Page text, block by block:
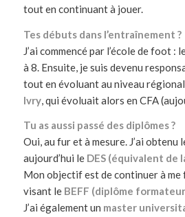
tout en continuant à jouer.
Tes débuts dans l’entraînement ?
J’ai commencé par l’école de foot
à 8. Ensuite, je suis devenu
tout en évoluant au niveau
Ivry, qui évoluait alors en CFA
Tu as aussi passé des diplômes ?
Oui, au fur et à mesure. J’ai obtenu
aujourd’hui le DES (équivalent de
Mon objectif est de continuer à me
visant le BEFF (diplôme
J’ai également un master